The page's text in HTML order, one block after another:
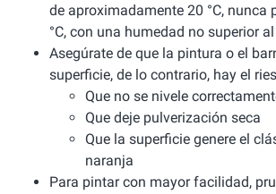
de aproximadamente 20 °C, nunca
°C, con una humedad no superior al
Asegúrate de que la pintura o el
superficie, de lo contrario, hay el
Que no se nivele
Que deje pulverización seca
Que la superficie genere el
naranja
Para pintar con mayor facilidad,